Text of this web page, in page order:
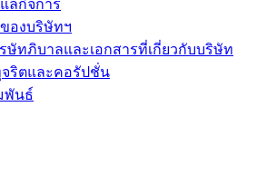
ลกิจการ
องบริษัทฯ
ษัทภิบาลและเอกสารที่เกี่ยวกับบริษัท
จริตและคอรัปชั่น
พันธ์